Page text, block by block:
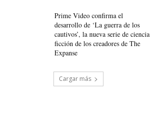
Prime Video confirma el
desarrollo de ‘La guerra de los
cautivos’, la nueva serie de ciencia
ficción de los creadores de The
Expanse
Cargar más